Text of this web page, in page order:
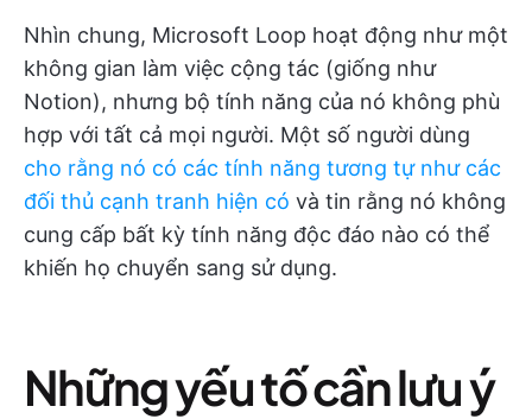
Nhìn chung, Microsoft Loop hoạt động như một
không gian làm việc cộng tác (giống như
Notion), nhưng bộ tính năng của nó không phù
hợp với tất cả mọi người. Một số người dùng
cho rằng nó có các tính năng tương tự như các
đối thủ cạnh tranh hiện có và tin rằng nó không
cung cấp bất kỳ tính năng độc đáo nào có thể
khiến họ chuyển sang sử dụng.
Những yếu tố cần lưu ý